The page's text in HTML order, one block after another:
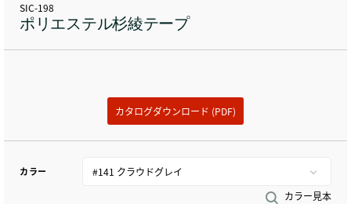
SIC-198
ポリエステル杉綾テープ
カタログダウンロード (PDF)
カラー
カラー見本